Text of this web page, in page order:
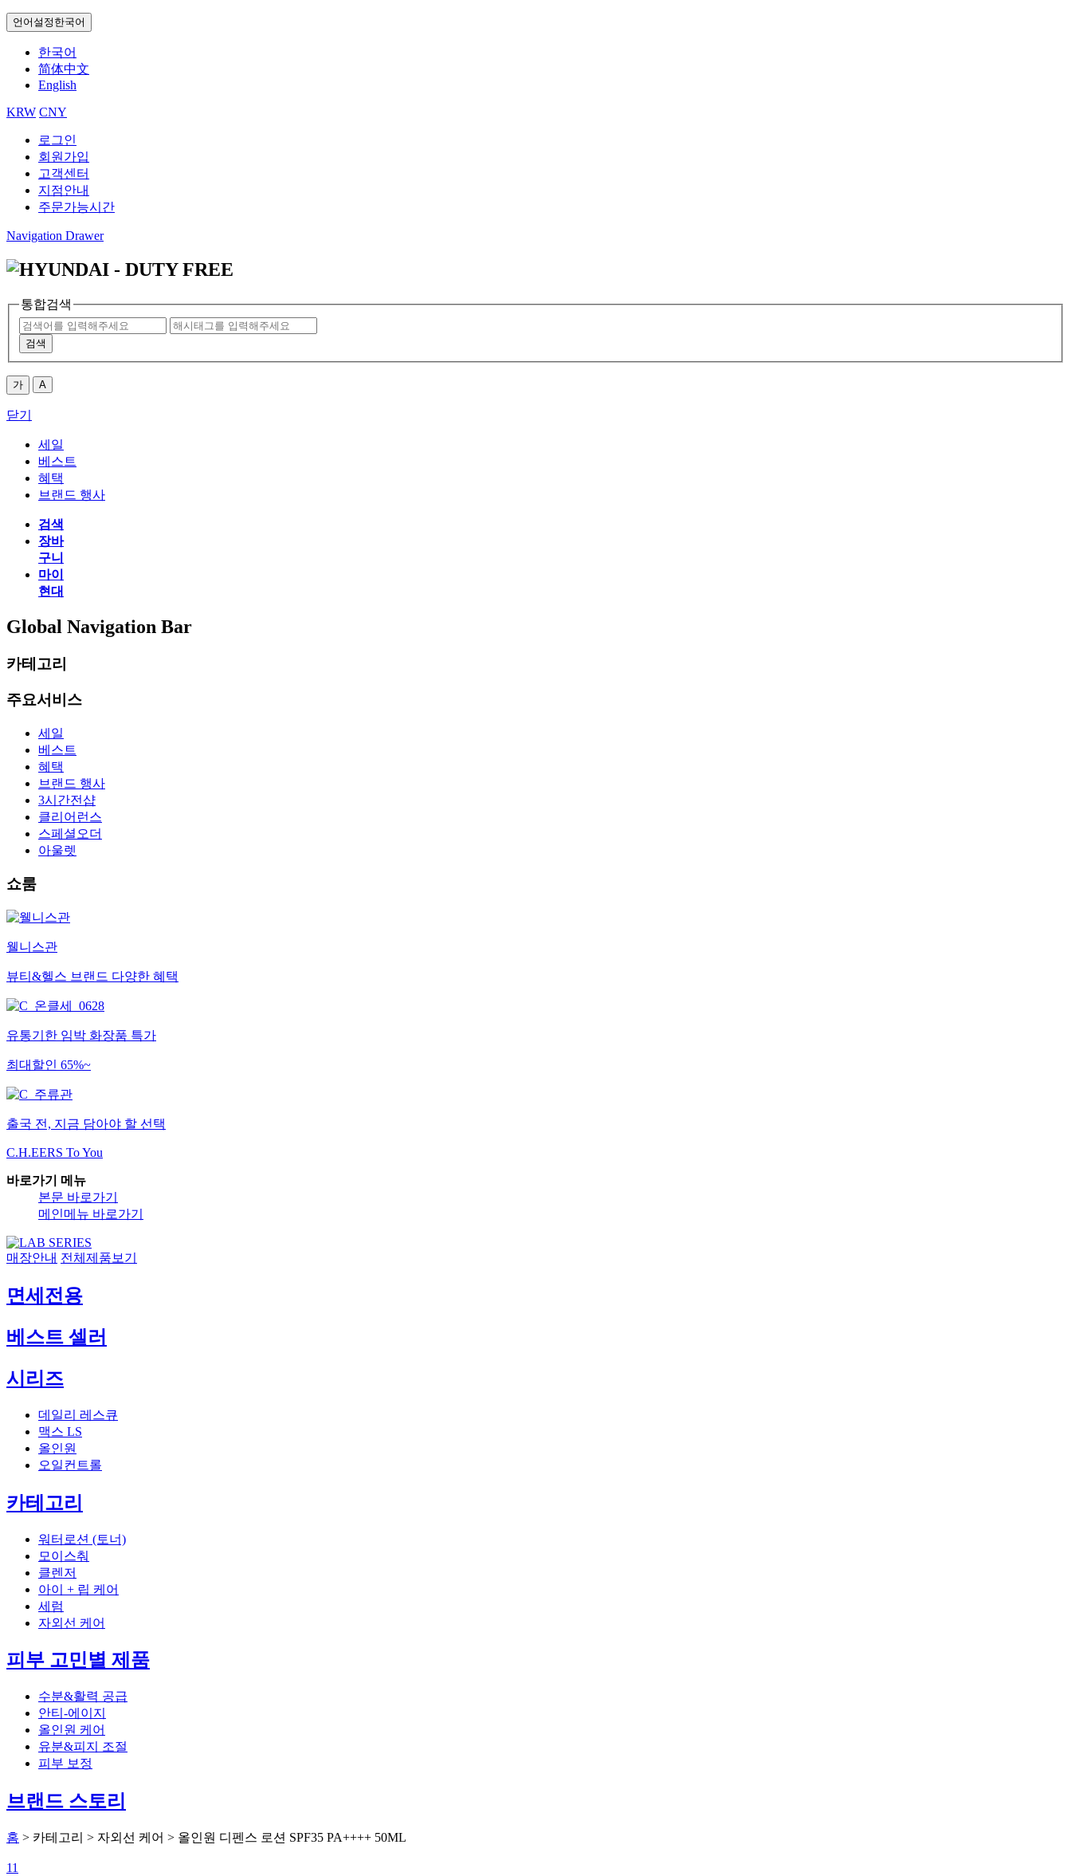
언어설정 한국어
한국어
简体中文
English
KRW CNY
로그인
회원가입
고객센터
지점안내
주문가능시간
Navigation Drawer
통합검색
검색
가 A
닫기
세일
베스트
혜택
브랜드 행사
검색
장바
구니
마이
현대
Global Navigation Bar
카테고리
주요서비스
세일
베스트
혜택
브랜드 행사
3시간전샵
클리어런스
스페셜오더
아울렛
쇼룸
웰니스관
뷰티&헬스 브랜드 다양한 혜택
유통기한 임박 화장품 특가
최대할인 65%~
출국 전, 지금 담아야 할 선택
C.H.EERS To You
바로가기 메뉴
본문 바로가기
메인메뉴 바로가기
매장안내 전체제품보기
면세전용
베스트 셀러
시리즈
데일리 레스큐
맥스 LS
올인원
오일컨트롤
카테고리
워터로션 (토너)
모이스춰
클렌저
아이 + 립 케어
세럼
자외선 케어
피부 고민별 제품
수분&활력 공급
안티-에이지
올인원 케어
유분&피지 조절
피부 보정
브랜드 스토리
홈 > 카테고리 > 자외선 케어 > 올인원 디펜스 로션 SPF35 PA++++ 50ML
11